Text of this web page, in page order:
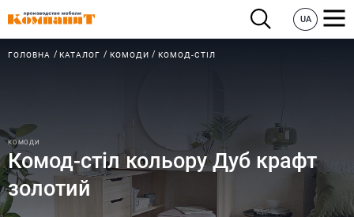
UA
ГОЛОВНА КАТАЛОГ КОМОДИ КОМОД-СТІЛ
КОМОДИ
Комод-стіл кольору Дуб крафт
золотий